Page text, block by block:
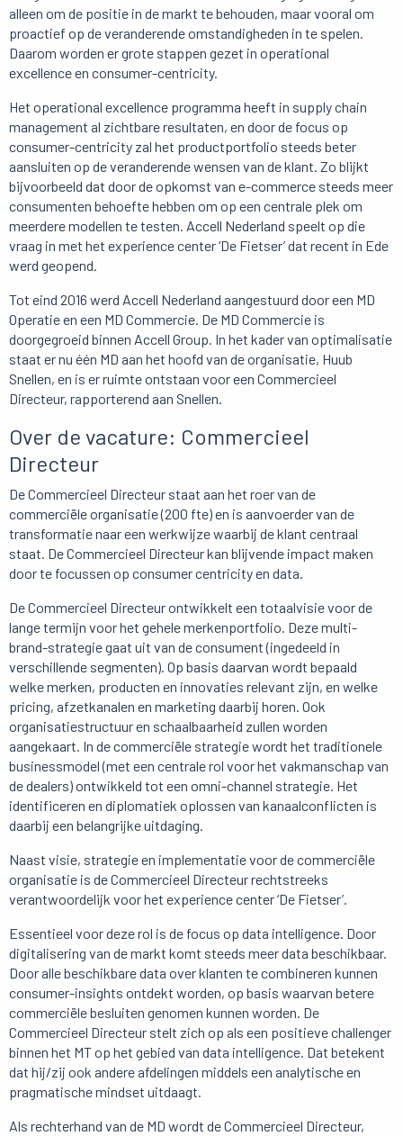
alleen om de positie in de markt te behouden, maar vooral om
proactief op de veranderende omstandigheden in te spelen.
Daarom worden er grote stappen gezet in operational
excellence en consumer-centricity.
Het operational excellence programma heeft in supply chain
management al zichtbare resultaten, en door de focus op
consumer-centricity zal het productportfolio steeds beter
aansluiten op de veranderende wensen van de klant. Zo blijkt
bijvoorbeeld dat door de opkomst van e-commerce steeds meer
consumenten behoefte hebben om op een centrale plek om
meerdere modellen te testen. Accell Nederland speelt op die
vraag in met het experience center ‘De Fietser’ dat recent in Ede
werd geopend.
Tot eind 2016 werd Accell Nederland aangestuurd door een MD
Operatie en een MD Commercie. De MD Commercie is
doorgegroeid binnen Accell Group. In het kader van optimalisatie
staat er nu één MD aan het hoofd van de organisatie, Huub
Snellen, en is er ruimte ontstaan voor een Commercieel
Directeur, rapporterend aan Snellen.
Over de vacature: Commercieel
Directeur
De Commercieel Directeur staat aan het roer van de
commerciële organisatie (200 fte) en is aanvoerder van de
transformatie naar een werkwijze waarbij de klant centraal
staat. De Commercieel Directeur kan blijvende impact maken
door te focussen op consumer centricity en data.
De Commercieel Directeur ontwikkelt een totaalvisie voor de
lange termijn voor het gehele merkenportfolio. Deze multi-
brand-strategie gaat uit van de consument (ingedeeld in
verschillende segmenten). Op basis daarvan wordt bepaald
welke merken, producten en innovaties relevant zijn, en welke
pricing, afzetkanalen en marketing daarbij horen. Ook
organisatiestructuur en schaalbaarheid zullen worden
aangekaart. In de commerciële strategie wordt het traditionele
businessmodel (met een centrale rol voor het vakmanschap van
de dealers) ontwikkeld tot een omni-channel strategie. Het
identificeren en diplomatiek oplossen van kanaalconflicten is
daarbij een belangrijke uitdaging.
Naast visie, strategie en implementatie voor de commerciële
organisatie is de Commercieel Directeur rechtstreeks
verantwoordelijk voor het experience center ‘De Fietser’.
Essentieel voor deze rol is de focus op data intelligence. Door
digitalisering van de markt komt steeds meer data beschikbaar.
Door alle beschikbare data over klanten te combineren kunnen
consumer-insights ontdekt worden, op basis waarvan betere
commerciële besluiten genomen kunnen worden. De
Commercieel Directeur stelt zich op als een positieve challenger
binnen het MT op het gebied van data intelligence. Dat betekent
dat hij/zij ook andere afdelingen middels een analytische en
pragmatische mindset uitdaagt.
Als rechterhand van de MD wordt de Commercieel Directeur,